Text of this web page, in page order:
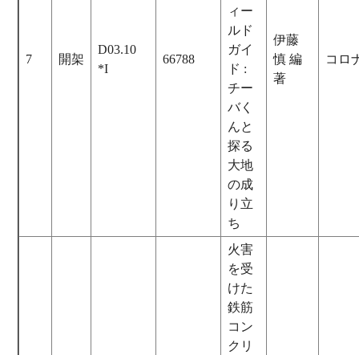
7 開架
D03.10
*I
66788
ィー
ルド
ガイ
ド :
チー
バく
んと
探る
大地
の成
り立
ち
伊藤
慎 編
著
コロ
火害
を受
けた
鉄筋
コン
クリ